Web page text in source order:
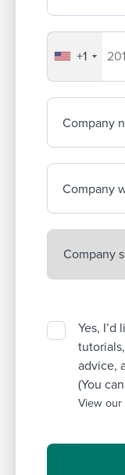
Your
+1
Company
Company
Yes,
advice,
(You
View our